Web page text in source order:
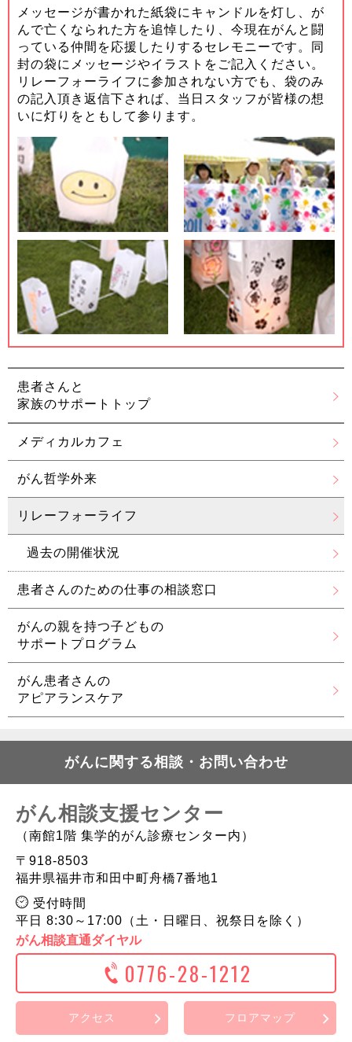
メッセージが書かれた紙袋にキャンドルを灯し、が
んで亡くなられた方を追悼したり、今現在がんと闘
っている仲間を応援したりするセレモニーです。同
封の袋にメッセージやイラストをご記入ください。
リレーフォーライフに参加されない方でも、袋のみ
の記入頂き返信下されば、当日スタッフが皆様の想
いに灯りをともして参ります。
患者さんと
家族のサポートトップ
メディカルカフェ
がん哲学外来
リレーフォーライフ
過去の開催状況
患者さんのための仕事の相談窓口
がんの親を持つ子どもの
サポートプログラム
がん患者さんの
アピアランスケア
がんに関する相談・お問い合わせ
がん相談支援センター
（南館1階 集学的がん診療センター内）
〒918-8503
福井県福井市和田中町舟橋7番地1
受付時間
平日 8:30～17:00（土・日曜日、祝祭日を除く）
がん相談直通ダイヤル
0776-28-1212
アクセス フロアマップ